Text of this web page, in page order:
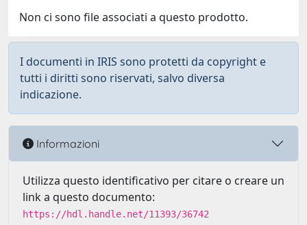
Non ci sono file associati a questo prodotto.
I documenti in IRIS sono protetti da copyright e
tutti i diritti sono riservati, salvo diversa
indicazione.
Informazioni
Utilizza questo identificativo per citare o creare un
link a questo documento:
https://hdl.handle.net/11393/36742